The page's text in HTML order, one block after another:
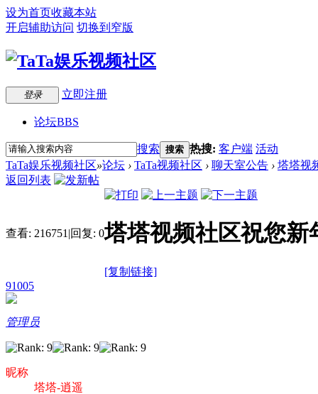
设为首页收藏本站
开启辅助访问 切换到窄版
登录 立即注册
论坛BBS
搜索 搜索 热搜: 客户端 活动
TaTa娱乐视频社区»论坛 › TaTa视频社区 › 聊天室公告 › 塔塔视
返回列表
查看: 216751 |回复: 0塔塔视频社区祝您新
[复制链接]
91005
管理员
昵称
塔塔-逍遥